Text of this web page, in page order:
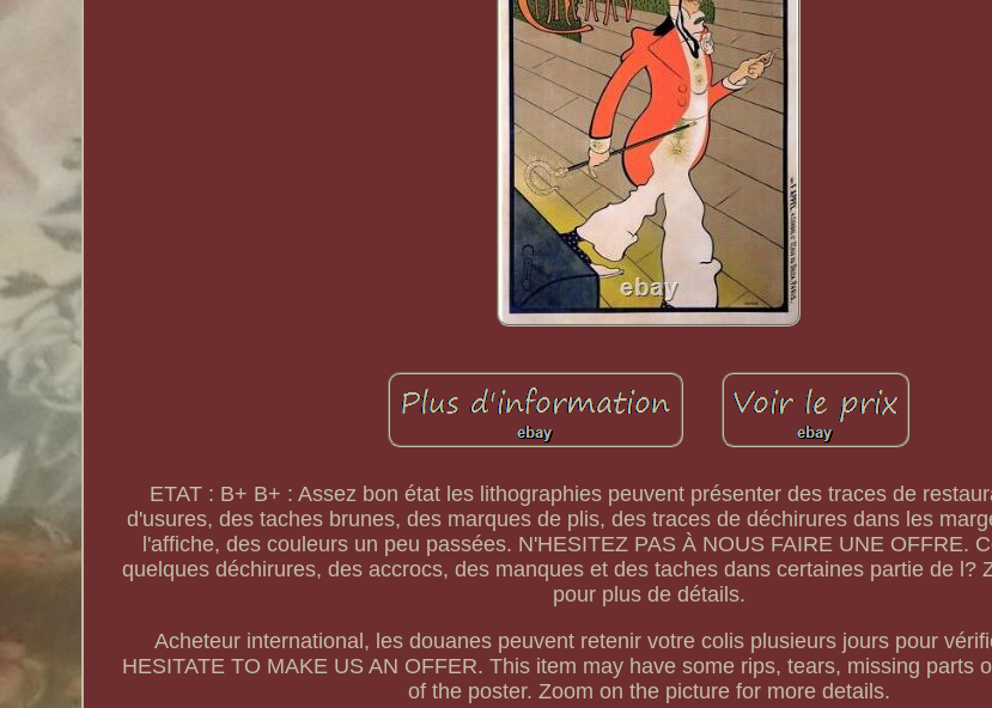
ETAT : B+ B+ : Assez bon état les lithographies peuvent présenter des traces de
d'usures, des taches brunes, des marques de plis, des traces de déchirures dans les
l'affiche, des couleurs un peu passées. N'HESITEZ PAS À NOUS FAIRE UNE OFFRE.
quelques déchirures, des accrocs, des manques et des taches dans certaines partie de l?
pour plus de détails.
Acheteur international, les douanes peuvent retenir votre colis plusieurs jours pour
HESITATE TO MAKE US AN OFFER. This item may have some rips, tears, missing parts
of the poster. Zoom on the picture for more details.